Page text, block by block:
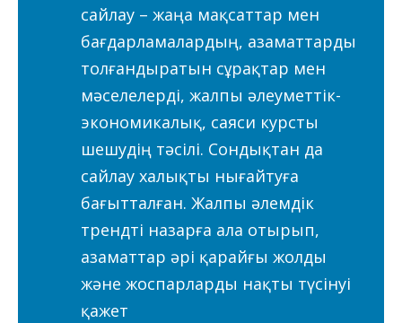
сайлау – жаңа мақсаттар мен
бағдарламалардың, азаматтарды
толғандыратын сұрақтар мен
мәселелерді, жалпы әлеуметтік-
экономикалық, саяси курсты
шешудің тәсілі. Сондықтан да
сайлау халықты нығайтуға
бағытталған. Жалпы әлемдік
трендті назарға ала отырып,
азаматтар әрі қарайғы жолды
және жоспарларды нақты түсінуі
қажет